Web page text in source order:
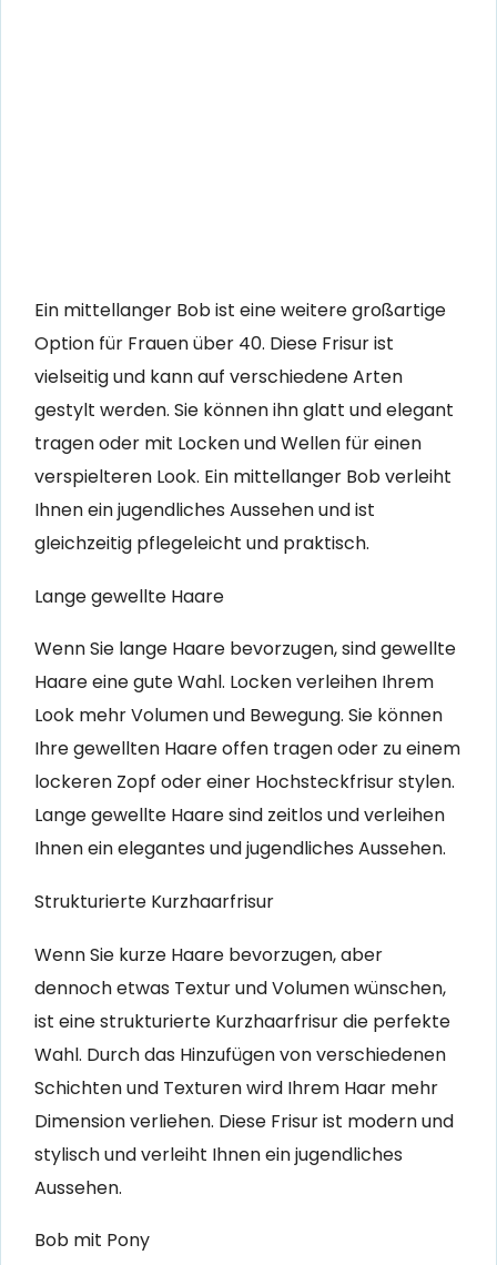
Ein mittellanger Bob ist eine weitere großartige
Option für Frauen über 40. Diese Frisur ist
vielseitig und kann auf verschiedene Arten
gestylt werden. Sie können ihn glatt und elegant
tragen oder mit Locken und Wellen für einen
verspielteren Look. Ein mittellanger Bob verleiht
Ihnen ein jugendliches Aussehen und ist
gleichzeitig pflegeleicht und praktisch.
Lange gewellte Haare
Wenn Sie lange Haare bevorzugen, sind gewellte
Haare eine gute Wahl. Locken verleihen Ihrem
Look mehr Volumen und Bewegung. Sie können
Ihre gewellten Haare offen tragen oder zu einem
lockeren Zopf oder einer Hochsteckfrisur stylen.
Lange gewellte Haare sind zeitlos und verleihen
Ihnen ein elegantes und jugendliches Aussehen.
Strukturierte Kurzhaarfrisur
Wenn Sie kurze Haare bevorzugen, aber
dennoch etwas Textur und Volumen wünschen,
ist eine strukturierte Kurzhaarfrisur die perfekte
Wahl. Durch das Hinzufügen von verschiedenen
Schichten und Texturen wird Ihrem Haar mehr
Dimension verliehen. Diese Frisur ist modern und
stylisch und verleiht Ihnen ein jugendliches
Aussehen.
Bob mit Pony